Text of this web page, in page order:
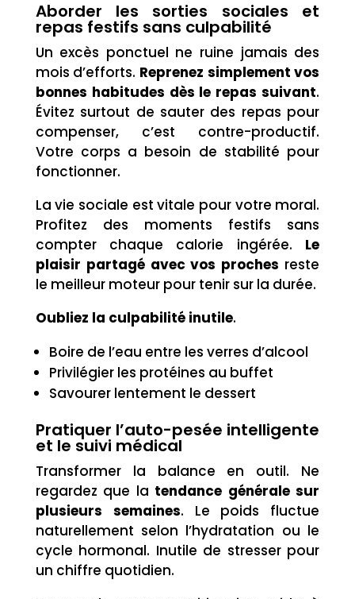
Aborder les sorties sociales et
repas festifs sans culpabilité
Un excès ponctuel ne ruine jamais des
mois d’efforts. Reprenez simplement vos
bonnes habitudes dès le repas suivant.
Évitez surtout de sauter des repas pour
compenser, c’est contre-productif.
Votre corps a besoin de stabilité pour
fonctionner.
La vie sociale est vitale pour votre moral.
Profitez des moments festifs sans
compter chaque calorie ingérée. Le
plaisir partagé avec vos proches reste
le meilleur moteur pour tenir sur la durée.
Oubliez la culpabilité inutile.
Boire de l’eau entre les verres d’alcool
Privilégier les protéines au buffet
Savourer lentement le dessert
Pratiquer l’auto-pesée intelligente
et le suivi médical
Transformer la balance en outil. Ne
regardez que la tendance générale sur
plusieurs semaines. Le poids fluctue
naturellement selon l’hydratation ou le
cycle hormonal. Inutile de stresser pour
un chiffre quotidien.